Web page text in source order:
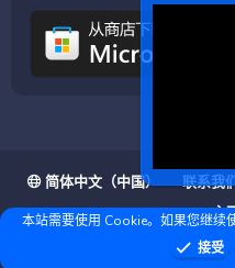
简体中文（中国） 联系我
主
❤ © Copyright 2020–2026 基岩
本站需要使用 Cookie。如果您继续
接受